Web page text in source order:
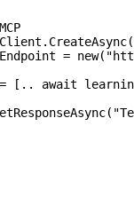
. CreateAsync(
Endpoint = new(
= [ .. await
(